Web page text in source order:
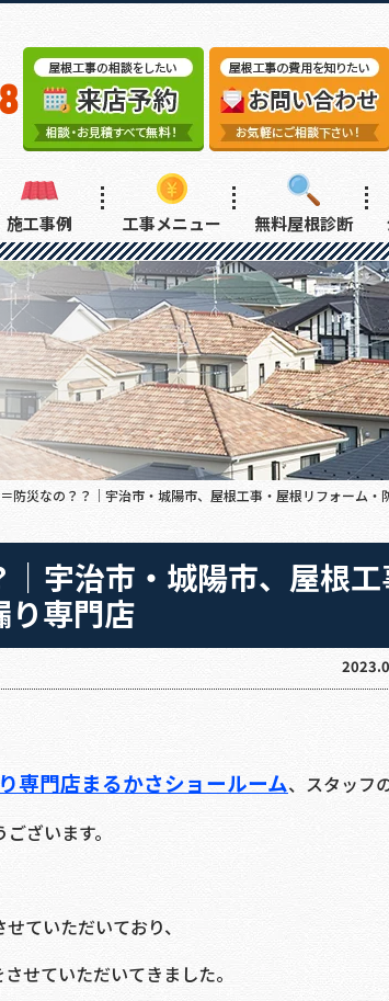
施工事例 工事メニュー 無料屋根診断
防災なの？？｜宇治市・城陽市、屋根工事・屋根リフォーム・
宇治市・城陽市、屋根
り専門店
専門店まるかさショールーム、スタッフ
ざいます。
ていただいており、
せていただいてきました。